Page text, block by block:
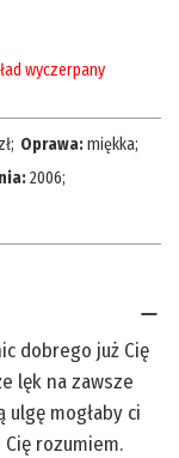
wyczerpany
Oprawa:miękka;
2006;
dobrego już Cię
lęk na zawsze
mogłaby ci
rozumiem.